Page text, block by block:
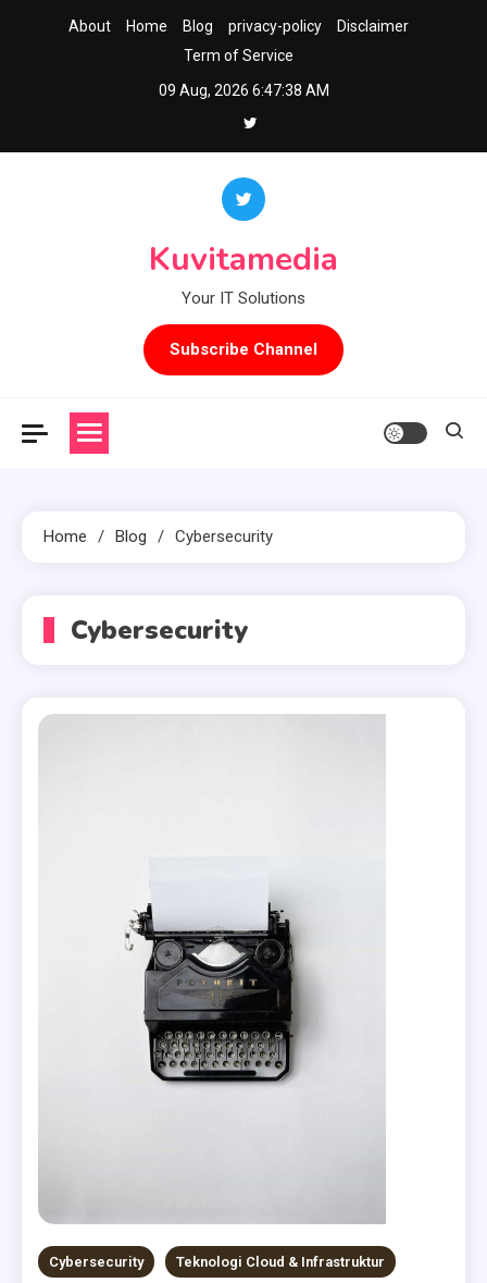
About Home Blog privacy-policy
Disclaimer
Term of Service
09 Aug, 2026 6:47:39 AM
Kuvitamedia
Your IT Solutions
Subscribe Channel
Home Blog Cybersecurity
Cybersecurity
Cybersecurity Teknologi Cloud & Infrastruktur